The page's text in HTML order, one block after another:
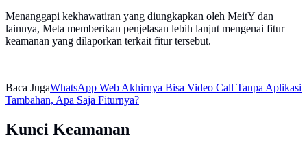
Menanggapi kekhawatiran yang diungkapkan oleh MeitY dan
lainnya, Meta memberikan penjelasan lebih lanjut mengenai fitur
keamanan yang dilaporkan terkait fitur tersebut.
Baca JugaWhatsApp Web Akhirnya Bisa Video Call Tanpa Aplikasi
Tambahan, Apa Saja Fiturnya?
Kunci Keamanan